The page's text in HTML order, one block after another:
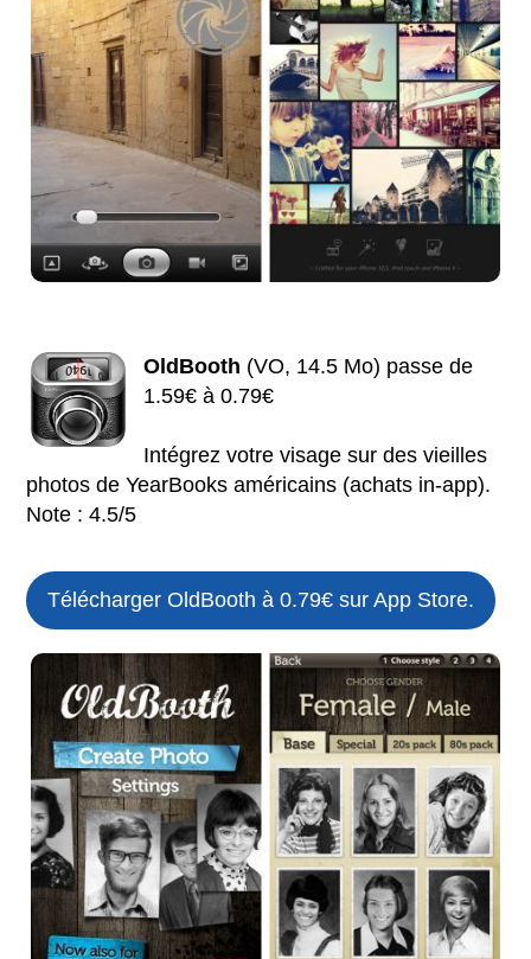
OldBooth (VO, 14.5 Mo) passe de
1.59€ à 0.79€
Intégrez votre visage sur des vieilles
photos de YearBooks américains (achats in-app).
Note : 4.5/5
Télécharger OldBooth à 0.79€ sur App Store.